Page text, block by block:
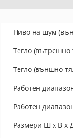
Ниво на шум
Тегло (вътрешно
Тегло (външно
Работен
Работен
Размери Ш х В х